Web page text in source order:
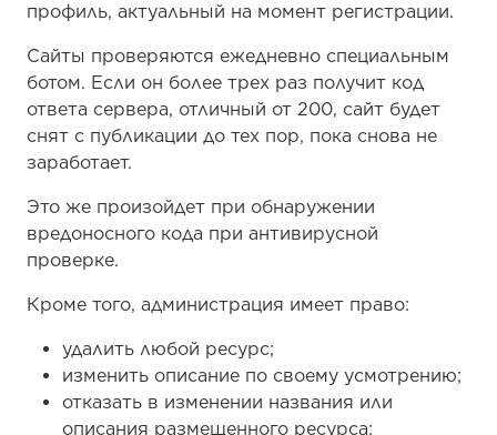
профиль, актуальный на момент регистрации.
Сайты проверяются ежедневно специальным
ботом. Если он более трех раз получит код
ответа сервера, отличный от 200, сайт будет
снят с публикации до тех пор, пока снова не
заработает.
Это же произойдет при обнаружении
вредоносного кода при антивирусной
проверке.
Кроме того, администрация имеет право:
удалить любой ресурс;
изменить описание по своему усмотрению;
отказать в изменении названия или
описания размещенного ресурса;